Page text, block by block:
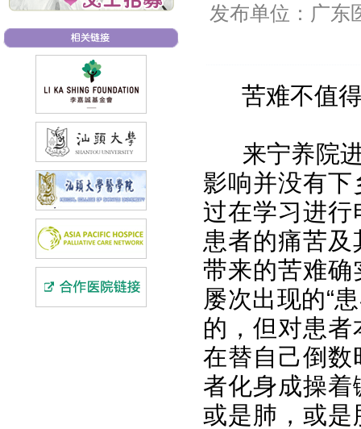
发布单位：广东
苦难不值得
来宁养院进
影响并没有
过在学习进
患者的痛苦
带来的苦难
屡次出现的“
的，但对患
在替自己倒
者化身成操
或是肺，或